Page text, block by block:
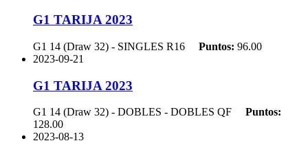
G1 TARIJA 2023
G1 14 (Draw 32) - SINGLES R16 Puntos: 96.00
2023-09-21
G1 TARIJA 2023
G1 14 (Draw 32) - DOBLES - DOBLES QF
Puntos:
128.00
2023-08-13